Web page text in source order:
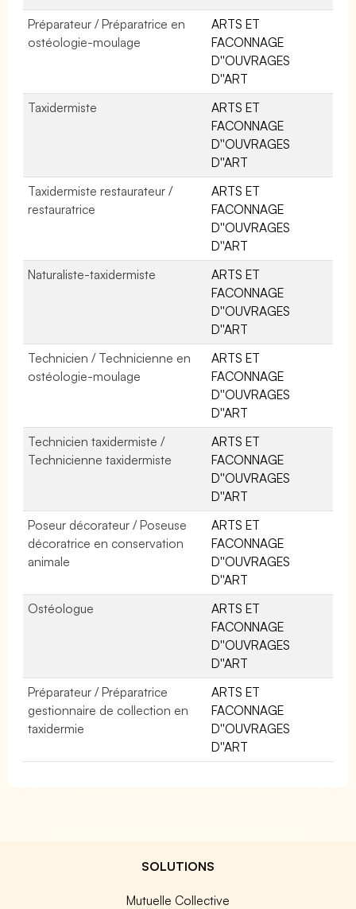
Préparateur / Préparatrice en
ostéologie-moulage
ARTS ET
FACONNAGE
D''OUVRAGES
D''ART
Taxidermiste
ARTS ET
FACONNAGE
D''OUVRAGES
D''ART
Taxidermiste restaurateur /
restauratrice
ARTS ET
FACONNAGE
D''OUVRAGES
D''ART
Naturaliste-taxidermiste
ARTS ET
FACONNAGE
D''OUVRAGES
D''ART
Technicien / Technicienne en
ostéologie-moulage
ARTS ET
FACONNAGE
D''OUVRAGES
D''ART
Technicien taxidermiste /
Technicienne taxidermiste
ARTS ET
FACONNAGE
D''OUVRAGES
D''ART
Poseur décorateur / Poseuse
décoratrice en conservation
animale
ARTS ET
FACONNAGE
D''OUVRAGES
D''ART
Ostéologue
ARTS ET
FACONNAGE
D''OUVRAGES
D''ART
Préparateur / Préparatrice
gestionnaire de collection en
taxidermie
ARTS ET
FACONNAGE
D''OUVRAGES
D''ART
SOLUTIONS
Mutuelle Collective